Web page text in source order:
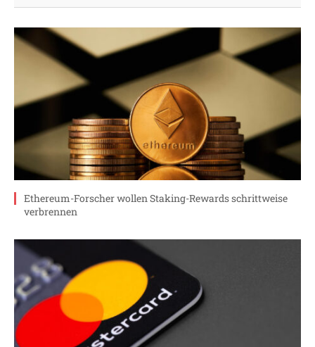
Ethereum-Forscher wollen Staking-Rewards schrittweise
verbrennen